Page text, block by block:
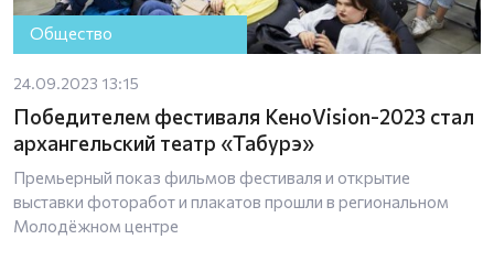
Общество
24.09.2023 13:15
Победителем фестиваля КеноVision-2023 стал
архангельский театр «Табурэ»
Премьерный показ фильмов фестиваля и открытие
выставки фоторабот и плакатов прошли в региональном
Молодёжном центре